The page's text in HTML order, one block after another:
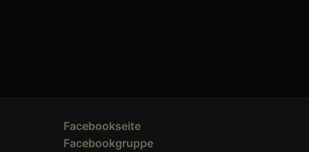
Facebookseite
Facebookgruppe